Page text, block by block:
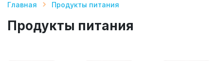
Главная Продукты питания
Продукты питания